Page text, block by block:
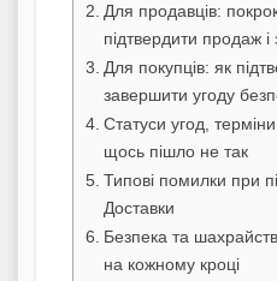
Для продавців:
підтвердити продаж і
Для покупців: як
завершити угоду
Статуси угод,
щось пішло не так
Типові помилки при
Доставки
Безпека та
на кожному кроці